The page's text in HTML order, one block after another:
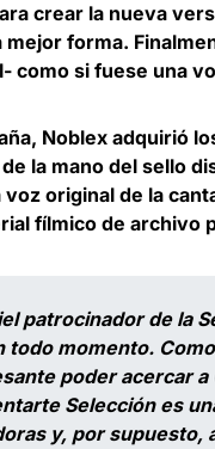
crear la nueva
forma.
como si fuese una
Noblex adquirió
la mano del sello
original de la
fílmico de archivo
patrocinador de la
todo momento.
poder acercar a
Selección es
y, por supuesto,